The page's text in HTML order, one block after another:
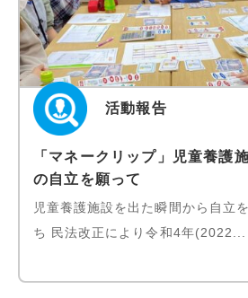
活動報告
「マネークリップ」児童養護
の自立を願って
児童養護施設を出た瞬間から自立
ち 民法改正により令和4年(2022...